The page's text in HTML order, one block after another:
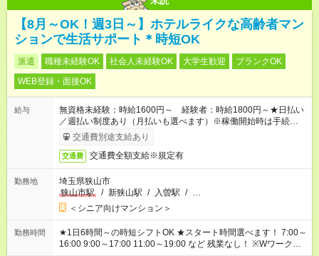
【8月～OK！週3日～】ホテルライクな高齢者マン
ションで生活サポート＊時短OK
派遣 職種未経験OK 社会人未経験OK 大学生歓迎
ブランクOK
WEB登録・面接OK
給与
無資格未経験：時給1600円～ 経験者：時給1800円～★日払い
／週払い制度あり（月払いも選べます）※稼働開始時は手続き完
了次第のお支払いとなります。
交通費別途支給あり
交通費 交通費全額支給※規定有
勤務地
埼玉県狭山市
狭山市駅
/ 新狭山駅 / 入曽駅 / …
＜シニア向けマンション＞
勤務時間
★1日6時間～の時短シフトOK ★スタート時間選べます！ 7:00～
16:00 9:00～17:00 11:00～19:00 など 残業なし！ ※Wワークの